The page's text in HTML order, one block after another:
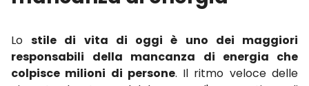
Lostile di vita di oggi è uno dei maggiori
responsabili
della mancanza di energia che
colpisce milioni di persone. Il ritmo veloce delle